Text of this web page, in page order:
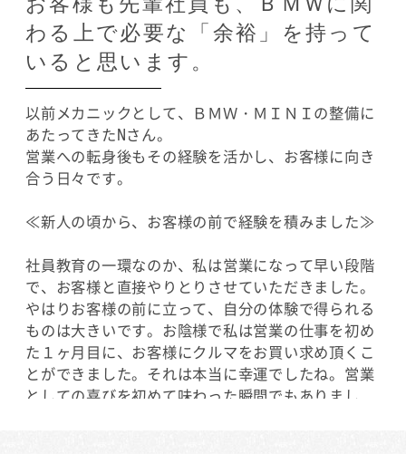
わる上で必要な「余裕」を持って
いると思います。
以前メカニックとして、ＢＭＷ・ＭＩＮＩの整備に
あたってきたNさん。
営業への転身後もその経験を活かし、お客様に向き
合う日々です。
≪新人の頃から、お客様の前で経験を積みました≫
社員教育の一環なのか、私は営業になって早い段階
で、お客様と直接やりとりさせていただきました。
やはりお客様の前に立って、自分の体験で得られる
ものは大きいです。お陰様で私は営業の仕事を初め
た１ヶ月目に、お客様にクルマをお買い求め頂くこ
とができました。それは本当に幸運でしたね。営業
としての喜びを初めて味わった瞬間でもありまし